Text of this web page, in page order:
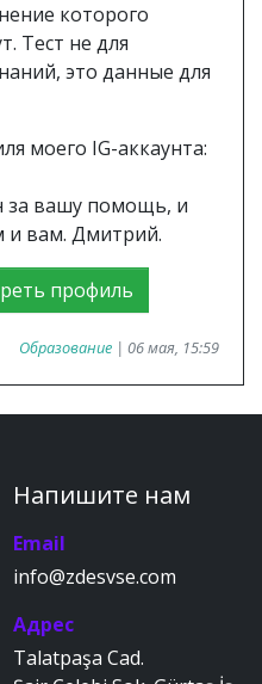
которого
Тест не для
это данные для
моего IG-аккаунта:
за вашу помощь, и
и вам. Дмитрий.
профиль
Образование | 06 мая, 15:59
Напишите нам
Email
info@zdesvse.com
Адрес
Talatpaşa Cad.